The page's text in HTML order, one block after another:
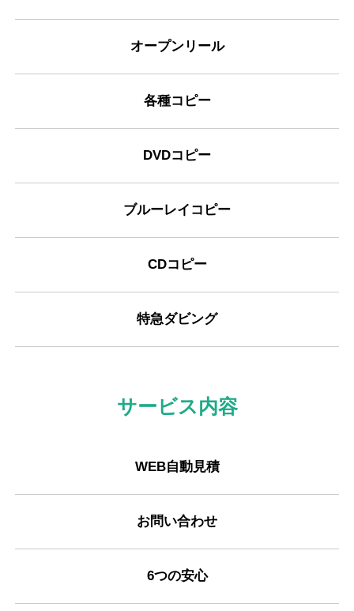
オープンリール
各種コピー
DVDコピー
ブルーレイコピー
CDコピー
特急ダビング
サービス内容
WEB自動見積
お問い合わせ
6つの安心